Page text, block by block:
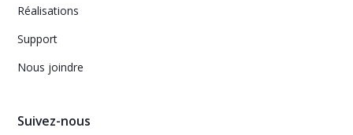
Réalisations
Support
Nous joindre
Suivez-nous